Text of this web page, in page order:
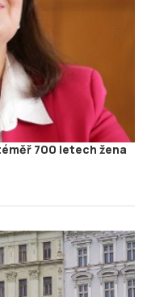
700 letech žena